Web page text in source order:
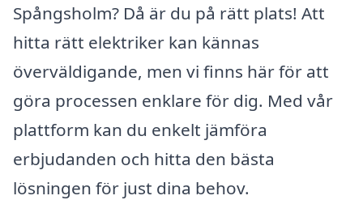
Spångsholm? Då är du på rätt plats! Att
hitta rätt elektriker kan kännas
överväldigande, men vi finns här för att
göra processen enklare för dig. Med vår
plattform kan du enkelt jämföra
erbjudanden och hitta den bästa
lösningen för just dina behov.